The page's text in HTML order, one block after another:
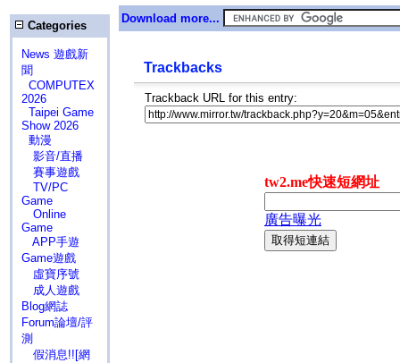
Categories
News 遊戲新
聞
COMPUTEX
2026
Taipei Game
Show 2026
動漫
影音/直播
賽事遊戲
TV/PC
Game
Online
Game
APP手遊
Game遊戲
虛寶序號
成人遊戲
Blog網誌
Forum論壇/評
測
假消息!![網
Download more...
Trackbacks
Trackback URL for this entry: